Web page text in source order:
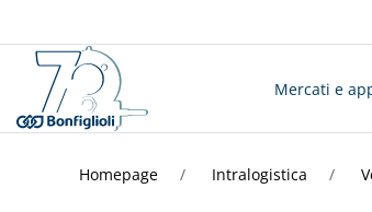
Mercati e
Homepage Intralogistica